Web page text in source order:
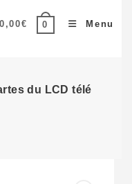
0,00€ 0 Menu
du LCD télé